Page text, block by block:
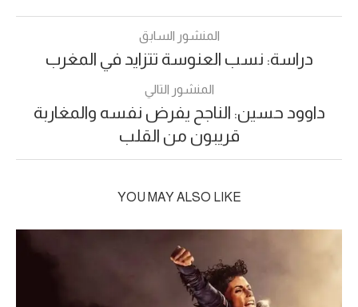
المنشور السابق
دراسة: نسب العنوسة تتزايد في المغرب
المنشور التالي
داوود حسين: الناجح يفرض نفسه والمغاربة
قريبون من القلب
YOU MAY ALSO LIKE